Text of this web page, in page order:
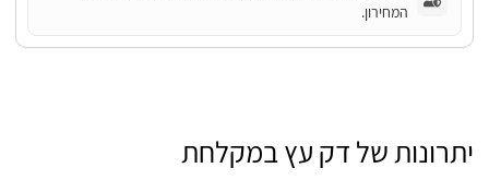
המחירון.
יתרונות של דק עץ במקלחת